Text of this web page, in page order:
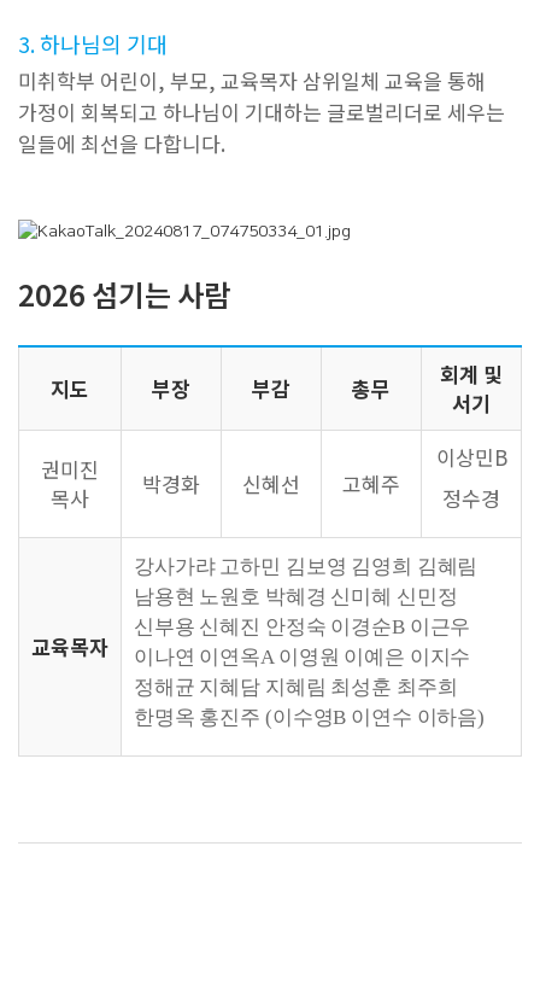
3. 하나님의 기대
미취학부 어린이, 부모, 교육목자 삼위일체 교육을 통해
가정이 회복되고 하나님이 기대하는 글로벌리더로 세우는
일들에 최선을 다합니다.
2026 섬기는 사람
지도 부장 부감 총무
회계 및
서기
권미진
목사
박경화 신혜선 고혜주
이상민B
정수경
교육목자
강사가랴 고하민 김보영 김영희 김혜림
남용현 노원호 박혜경 신미혜 신민정
신부용 신혜진 안정숙 이경순B 이근우
이나연 이연옥A 이영원 이예은 이지수
정해균 지혜담 지혜림 최성훈 최주희
한명옥 홍진주 (이수영B 이연수 이하음)